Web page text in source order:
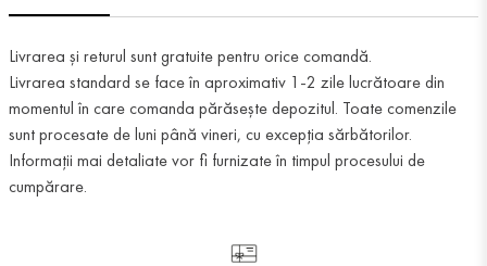
Livrarea și returul sunt gratuite pentru orice comandă.
Livrarea standard se face în aproximativ 1-2 zile lucrătoare din
momentul în care comanda părăsește depozitul. Toate comenzile
sunt procesate de luni până vineri, cu excepția sărbătorilor.
Informații mai detaliate vor fi furnizate în timpul procesului de
cumpărare.